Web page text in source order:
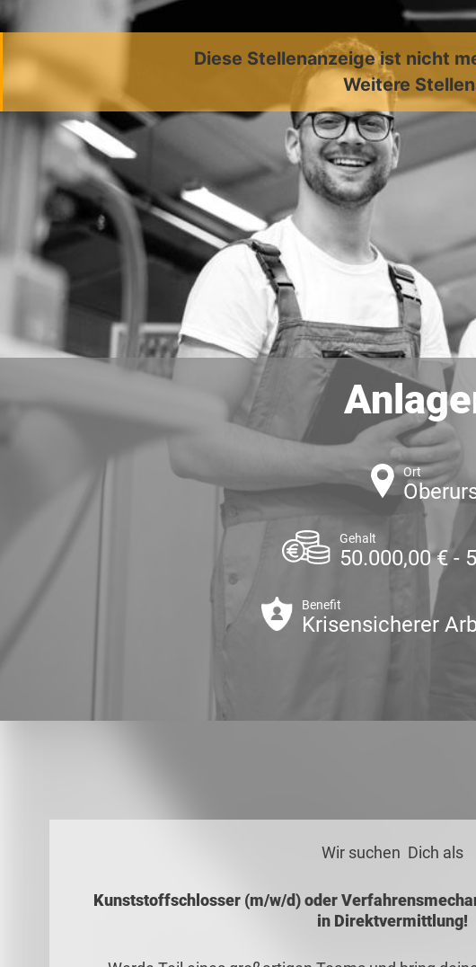
Diese Stellenanzeige ist nicht
Weitere
Ort
Gehalt
50.000,00 € -
Benefit
Krisensicherer
Wir suchen Dich als
Kunststoffschlosser (m/w/d) oder
in Direktvermittlung!